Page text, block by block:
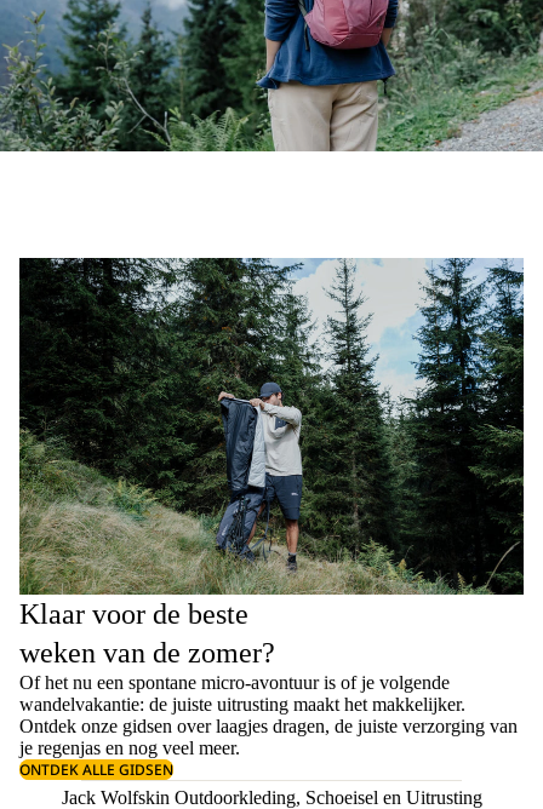
Klaar voor de beste
weken van de zomer?
Of het nu een spontane micro-avontuur is of je volgende
wandelvakantie: de juiste uitrusting maakt het makkelijker.
Ontdek onze gidsen overlaagjes dragen, de juiste verzorging van
je regenjas en nog veel meer.
ONTDEK ALLE GIDSEN
Jack Wolfskin Outdoorkleding, Schoeisel en Uitrusting